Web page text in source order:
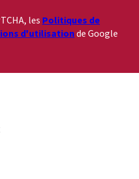
les Politiques de
d'utilisation de Google